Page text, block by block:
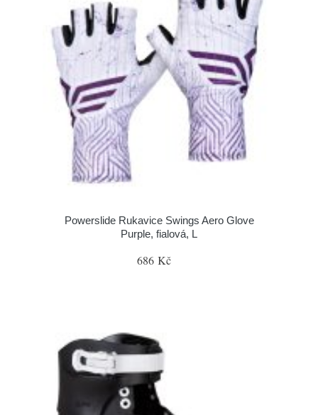
Powerslide Rukavice Swings Aero Glove
Purple, fialová, L
686 Kč